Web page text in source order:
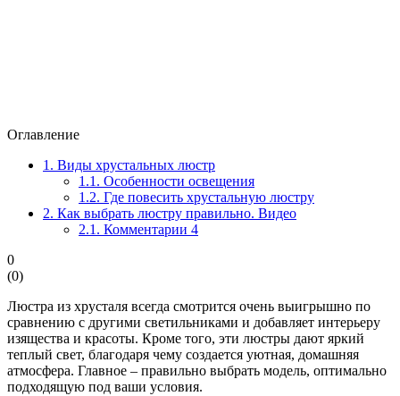
Оглавление
1. Виды хрустальных люстр
1.1. Особенности освещения
1.2. Где повесить хрустальную люстру
2. Как выбрать люстру правильно. Видео
2.1. Комментарии 4
0
(0)
Люстра из хрусталя всегда смотрится очень выигрышно по
сравнению с другими светильниками и добавляет интерьеру
изящества и красоты. Кроме того, эти люстры дают яркий
теплый свет, благодаря чему создается уютная, домашняя
атмосфера. Главное – правильно выбрать модель, оптимально
подходящую под ваши условия.